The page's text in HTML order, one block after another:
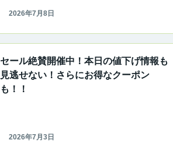
2026年7月8日
セール絶賛開催中！本日の値下げ情報も
見逃せない！さらにお得なクーポン
も！！
2026年7月3日